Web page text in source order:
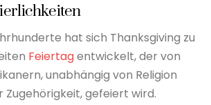
hat sich Thanksgiving zu
Feiertagentwickelt, der von
unabhängig von Religion
gefeiert wird.